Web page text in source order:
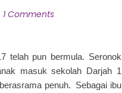
1 Comments
telah pun bermula. Seronok
masuk sekolah Darjah 1
penuh. Sebagai ibu